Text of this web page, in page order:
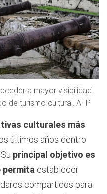
a mayor visibilidad
de turismo cultural. AFP
culturales más
últimos años dentro
principal objetivo es
permita establecer
compartidos para